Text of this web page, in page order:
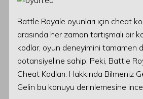
Battle Royale oyunları için cheat
arasında her zaman tartışmalı bir
kodlar, oyun deneyimini tamamen
potansiyeline sahip. Peki, Battle
Cheat Kodları: Hakkında Bilmeniz
Gelin bu konuyu derinlemesine